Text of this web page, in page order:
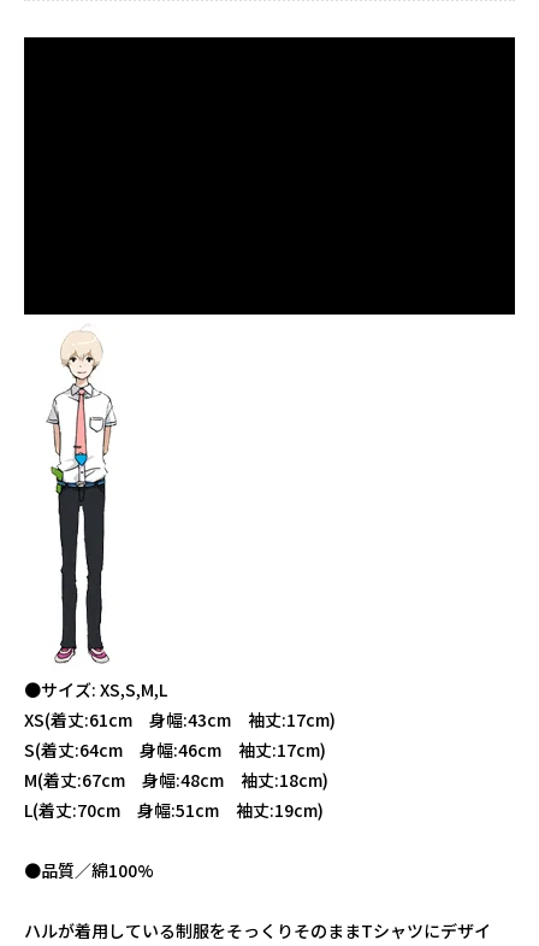
●サイズ: XS,S,M,L
XS(着丈:61cm 身幅:43cm 袖丈:17cm)
S(着丈:64cm 身幅:46cm 袖丈:17cm)
M(着丈:67cm 身幅:48cm 袖丈:18cm)
L(着丈:70cm 身幅:51cm 袖丈:19cm)
●品質／綿100%
ハルが着用している制服をそっくりそのままTシャツにデザイ